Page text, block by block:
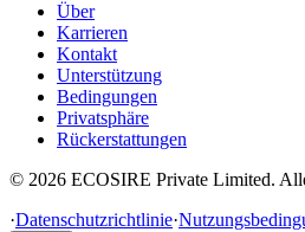
Über
Karrieren
Kontakt
Unterstützung
Bedingungen
Privatsphäre
Rückerstattungen
© 2026 ECOSIRE Private Limited.
·Datenschutzrichtlinie·